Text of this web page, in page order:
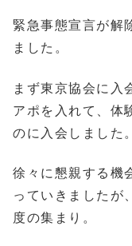
緊急事態宣言が解
ました。
まず東京協会に入
アポを入れて、体
のに入会しました。
徐々に懇親する機
っていきましたが
度の集まり。